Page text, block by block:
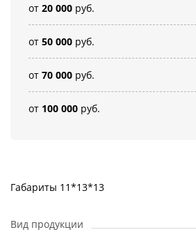
от 20 000 руб.
от 50 000 руб.
от 70 000 руб.
от 100 000 руб.
Габариты 11*13*13
Вид продукции